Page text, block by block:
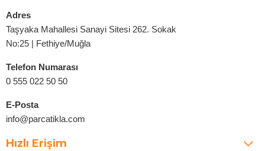
Adres
Taşyaka Mahallesi Sanayi Sitesi 262. Sokak
No:25 | Fethiye/Muğla
Telefon Numarası
0 555 022 50 50
E-Posta
info@parcatikla.com
Hızlı Erişim